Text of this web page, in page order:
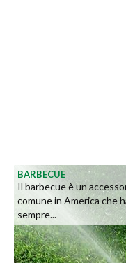
BARBECUE
Il barbecue è un
comune in America che
sempre...